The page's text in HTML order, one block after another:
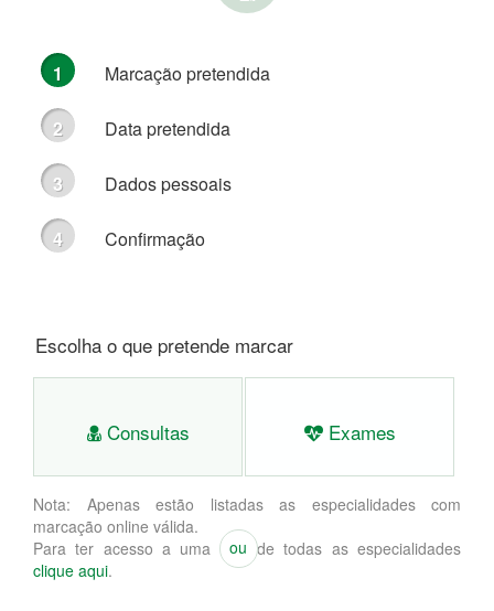
Marcação pretendida
Data pretendida
Dados pessoais
Confirmação
Escolha o que pretende marcar
Consultas
ou
Exames
Nota: Apenas estão listadas as especialidades com
marcação online válida.
Para ter acesso a uma lista de todas as especialidades
clique aqui.